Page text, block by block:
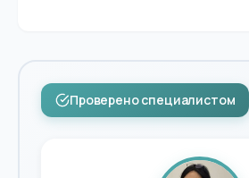
Проверено специалистом